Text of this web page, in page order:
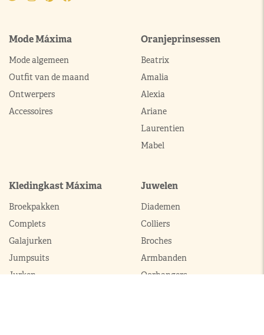
Mode Máxima
Mode algemeen
Outfit van de maand
Ontwerpers
Accessoires
Oranjeprinsessen
Beatrix
Amalia
Alexia
Ariane
Laurentien
Mabel
Kledingkast Máxima
Broekpakken
Complets
Galajurken
Jumpsuits
Jurken
Juwelen
Diademen
Colliers
Broches
Armbanden
Oorhangers